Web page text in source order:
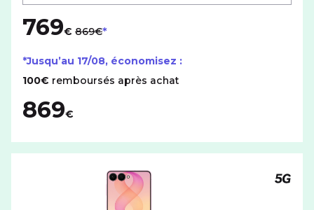
769€ 869€
*Jusqu’au 17/08, économisez :
100€ remboursés après achat
869€